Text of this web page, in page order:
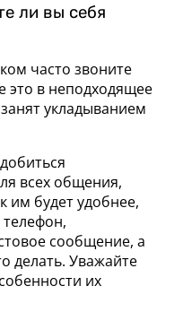
ли вы себя
часто звоните
это в неподходящее
укладыванием
всех общения,
им будет удобнее,
сообщение, а
делать. Уважайте
их